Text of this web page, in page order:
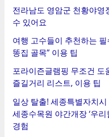
전라남도 영암군 천황야
수 있어요
여행 고수들이 추천하는
똥집 골목” 이용 팁
포라이즌글램핑 무조건 도
즐길거리 리스트, 이용 팁
일상 탈출! 세종특별자치
세종수목원 야간개장 ‘우
경험